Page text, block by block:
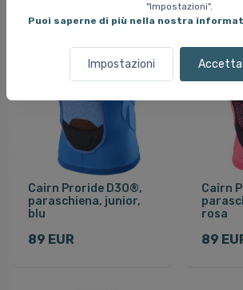
"Impostazioni".
Puoi saperne di più nella nostra
Impostazioni
Cairn Proride D3O®,
paraschiena, junior,
blu
89 EUR
Cairn
rosa
89